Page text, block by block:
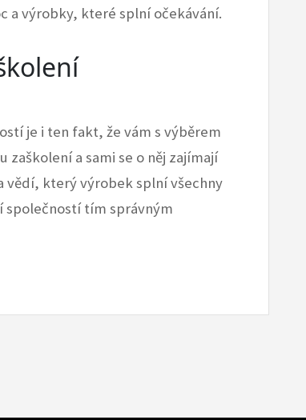
a výrobky, které splní očekávání.
je i ten fakt, že vám s výběrem
a sami se o něj zajímají
vědí, který výrobek splní všechny
společností tím správným